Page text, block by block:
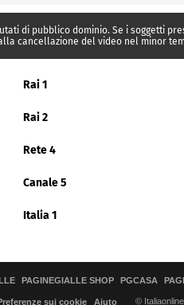
di pubblico dominio. Se i soggetti
cancellazione del video nel minor
Rai 1
Rai 2
Rete 4
Canale 5
Italia 1
PAGINEGIALLE SHOP PGCASA
sui cookie Aiuto ©